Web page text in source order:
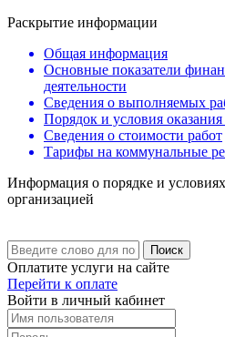
Раскрытие информации
Общая информация
Основные показатели
деятельности
Сведения о выполняемых
Порядок и условия оказания
Сведения о стоимости работ
Тарифы на коммунальные
Информация о порядке и
организацией
Поиск
Оплатите услуги на сайте
Перейти к оплате
Войти в личный кабинет